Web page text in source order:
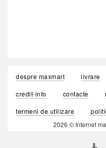
despre maxmart livrare
credit-info
contacte
termeni de utilizare
2026 © Internet